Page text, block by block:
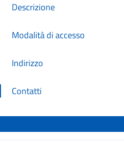
Descrizione
Modalità di accesso
Indirizzo
Contatti